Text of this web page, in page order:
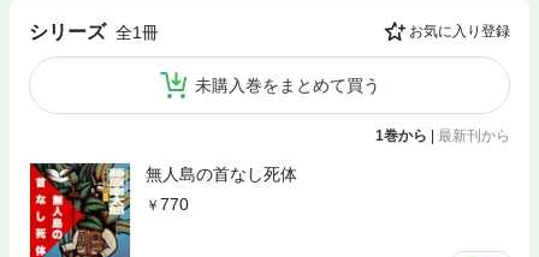
シリーズ 全1冊 お気に入り登録
未購入巻をまとめて買う
1巻から | 最新刊から
無人島の首なし死体
770